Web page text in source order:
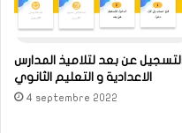
التسجيل عن بعد لتلاميذ المدارس
الاعدادية و التعليم الثانوي
4 septembre 2022